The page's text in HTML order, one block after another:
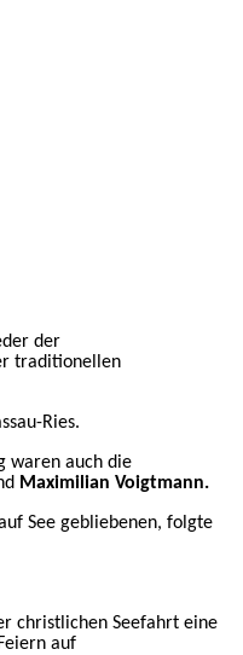
der
traditionellen
Ries.
waren auch die
Maximilian Voigtmann.
See gebliebenen, folgte
christlichen Seefahrt eine
auf